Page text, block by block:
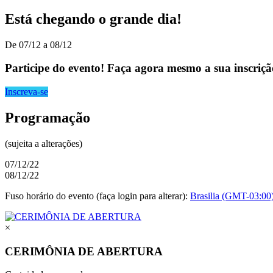
Está chegando o grande dia!
De 07/12 a 08/12
Participe do evento! Faça agora mesmo a sua
Inscreva-se
Programação
(sujeita a alterações)
07/12/22
08/12/22
Fuso horário do evento (faça login para alterar): Brasilia (GMT-
×
CERIMÔNIA DE ABERTURA